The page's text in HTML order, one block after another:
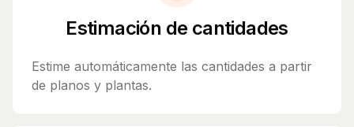
Estimación de cantidades
Estime automáticamente las cantidades a partir
de planos y plantas.